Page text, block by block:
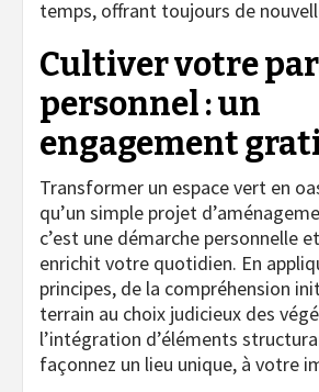
temps, offrant toujours de
Cultiver votre
personnel : un
engagement
Transformer un espace vert en
qu’un simple projet
c’est une démarche personnelle
enrichit votre quotidien. En
principes, de la compréhension
terrain au choix judicieux des
l’intégration d’éléments
façonnez un lieu unique, à votre